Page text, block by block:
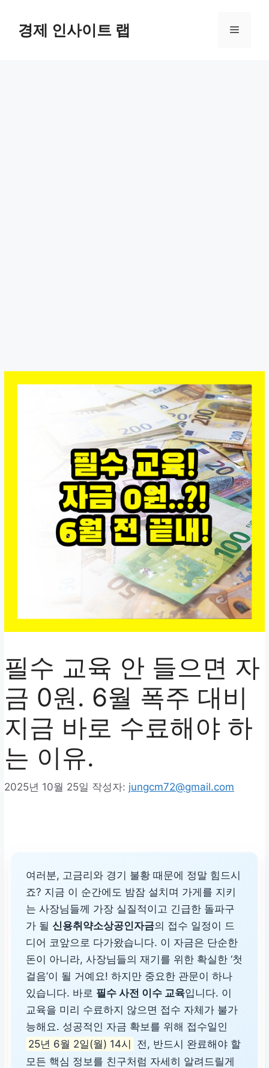
경제 인사이트 랩 메
필수 교육 안 들으면 자
금 0원. 6월 폭주 대비
지금 바로 수료해야 하
는 이유.
2025년 10월 25일 작성자: jungcm72@gmail.com
여러분, 고금리와 경기 불황 때문에 정말 힘드시
죠? 지금 이 순간에도 밤잠 설치며 가게를 지키
는 사장님들께 가장 실질적이고 긴급한 돌파구
가 될 신용취약소상공인자금의 접수 일정이 드
디어 코앞으로 다가왔습니다. 이 자금은 단순한
돈이 아니라, 사장님들의 재기를 위한 확실한 ‘첫
걸음’이 될 거예요! 하지만 중요한 관문이 하나
있습니다. 바로 필수 사전 이수 교육입니다. 이
교육을 미리 수료하지 않으면 접수 자체가 불가
능해요. 성공적인 자금 확보를 위해 접수일인
25년 6월 2일(월) 14시
전, 반드시 완료해야 할
모든 핵심 정보를 친구처럼 자세히 알려드릴게